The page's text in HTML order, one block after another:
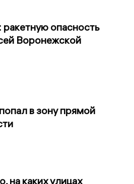
опасность
Воронежской
в зону прямой
на каких улицах